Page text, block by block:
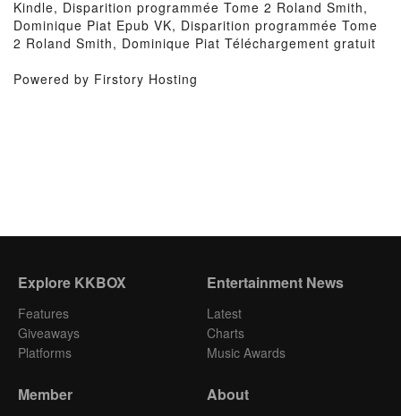
Kindle, Disparition programmée Tome 2 Roland Smith,
Dominique Piat Epub VK, Disparition programmée Tome
2 Roland Smith, Dominique Piat Téléchargement gratuit
Powered by Firstory Hosting
Explore KKBOX
Features
Giveaways
Platforms
Entertainment News
Latest
Charts
Music Awards
Member About